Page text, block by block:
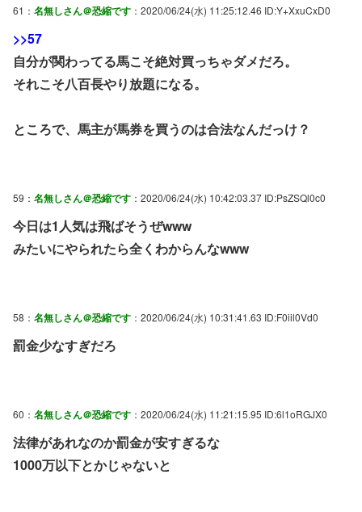
61： 名無しさん＠恐縮です ：2020/06/24(水) 11:25:12.46 ID:Y+XxuCxD0
>>57
自分が関わってる馬こそ絶対買っちゃダメだろ。
それこそ八百長やり放題になる。
ところで、馬主が馬券を買うのは合法なんだっけ？
59： 名無しさん＠恐縮です ：2020/06/24(水) 10:42:03.37 ID:PsZSQl0c0
今日は1人気は飛ばそうぜwww
みたいにやられたら全くわからんなwww
58： 名無しさん＠恐縮です ：2020/06/24(水) 10:31:41.63 ID:F0iil0Vd0
罰金少なすぎだろ
60： 名無しさん＠恐縮です ：2020/06/24(水) 11:21:15.95 ID:6l1oRGJX0
法律があれなのか罰金が安すぎるな
1000万以下とかじゃないと